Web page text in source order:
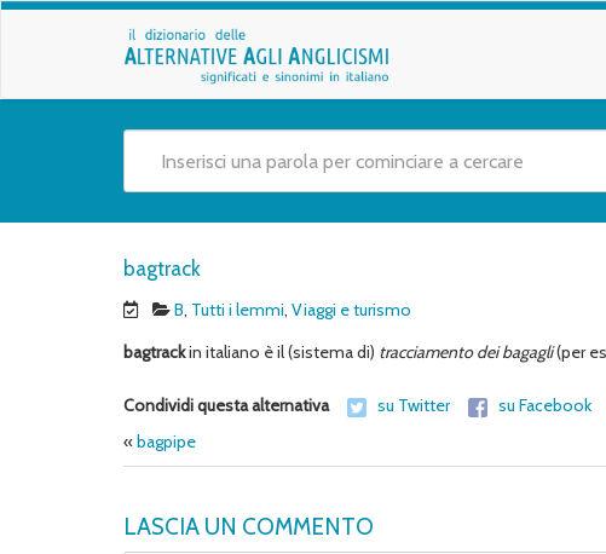
bagtrack
B, Tutti i lemmi, Viaggi e turismo
bagtrackin italiano è il (sistema di) tracciamento dei bagagli(per
Condividi questa alternativa su Twitter su Facebook
«bagpipe
LASCIA UN COMMENTO